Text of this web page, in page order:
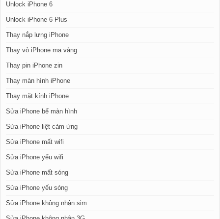
Unlock iPhone 6
Unlock iPhone 6 Plus
Thay nắp lưng iPhone
Thay vỏ iPhone mạ vàng
Thay pin iPhone zin
Thay màn hình iPhone
Thay mặt kính iPhone
Sửa iPhone bể màn hình
Sửa iPhone liệt cảm ứng
Sửa iPhone mất wifi
Sửa iPhone yếu wifi
Sửa iPhone mất sóng
Sửa iPhone yếu sóng
Sửa iPhone không nhận sim